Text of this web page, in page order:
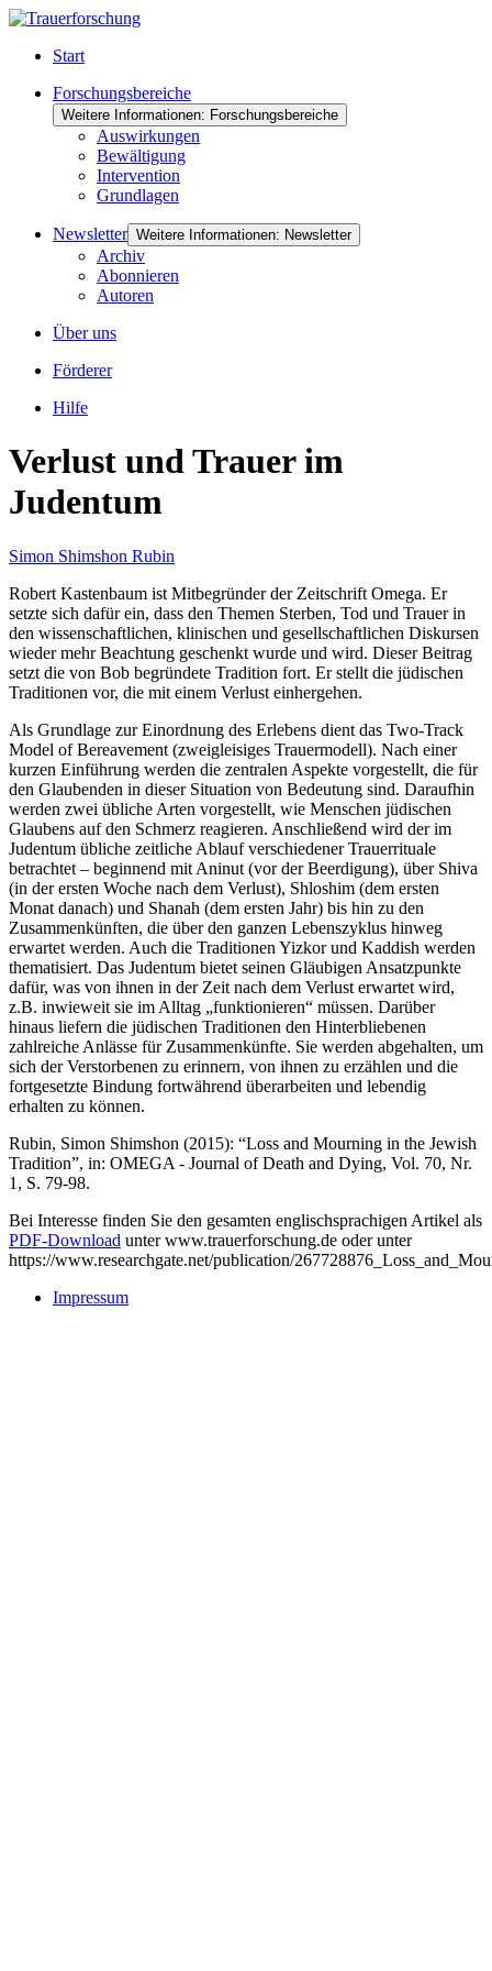
Start
Forschungsbereiche
Weitere Informationen: Forschungsbereiche
Auswirkungen
Bewältigung
Intervention
Grundlagen
Newsletter Weitere Informationen: Newsletter
Archiv
Abonnieren
Autoren
Über uns
Förderer
Hilfe
Verlust und Trauer im
Judentum
Simon Shimshon Rubin
Robert Kastenbaum ist Mitbegründer der Zeitschrift Omega. Er
setzte sich dafür ein, dass den Themen Sterben, Tod und Trauer in
den wissenschaftlichen, klinischen und gesellschaftlichen Diskursen
wieder mehr Beachtung geschenkt wurde und wird. Dieser Beitrag
setzt die von Bob begründete Tradition fort. Er stellt die jüdischen
Traditionen vor, die mit einem Verlust einhergehen.
Als Grundlage zur Einordnung des Erlebens dient das Two-Track
Model of Bereavement (zweigleisiges Trauermodell). Nach einer
kurzen Einführung werden die zentralen Aspekte vorgestellt, die für
den Glaubenden in dieser Situation von Bedeutung sind. Daraufhin
werden zwei übliche Arten vorgestellt, wie Menschen jüdischen
Glaubens auf den Schmerz reagieren. Anschließend wird der im
Judentum übliche zeitliche Ablauf verschiedener Trauerrituale
betrachtet – beginnend mit Aninut (vor der Beerdigung), über Shiva
(in der ersten Woche nach dem Verlust), Shloshim (dem ersten
Monat danach) und Shanah (dem ersten Jahr) bis hin zu den
Zusammenkünften, die über den ganzen Lebenszyklus hinweg
erwartet werden. Auch die Traditionen Yizkor und Kaddish werden
thematisiert. Das Judentum bietet seinen Gläubigen Ansatzpunkte
dafür, was von ihnen in der Zeit nach dem Verlust erwartet wird,
z.B. inwieweit sie im Alltag „funktionieren“ müssen. Darüber
hinaus liefern die jüdischen Traditionen den Hinterbliebenen
zahlreiche Anlässe für Zusammenkünfte. Sie werden abgehalten, um
sich der Verstorbenen zu erinnern, von ihnen zu erzählen und die
fortgesetzte Bindung fortwährend überarbeiten und lebendig
erhalten zu können.
Rubin, Simon Shimshon (2015): “Loss and Mourning in the Jewish
Tradition”, in: OMEGA - Journal of Death and Dying, Vol. 70, Nr.
1, S. 79-98.
Bei Interesse finden Sie den gesamten englischsprachigen Artikel als
PDF-Download unter www.trauerforschung.de oder unter
https://www.researchgate.net/publication/
Impressum